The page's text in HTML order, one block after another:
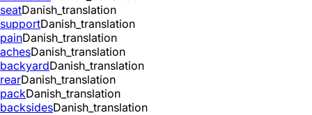
seatDanish_translation
supportDanish_translation
painDanish_translation
achesDanish_translation
backyardDanish_translation
rearDanish_translation
packDanish_translation
backsidesDanish_translation